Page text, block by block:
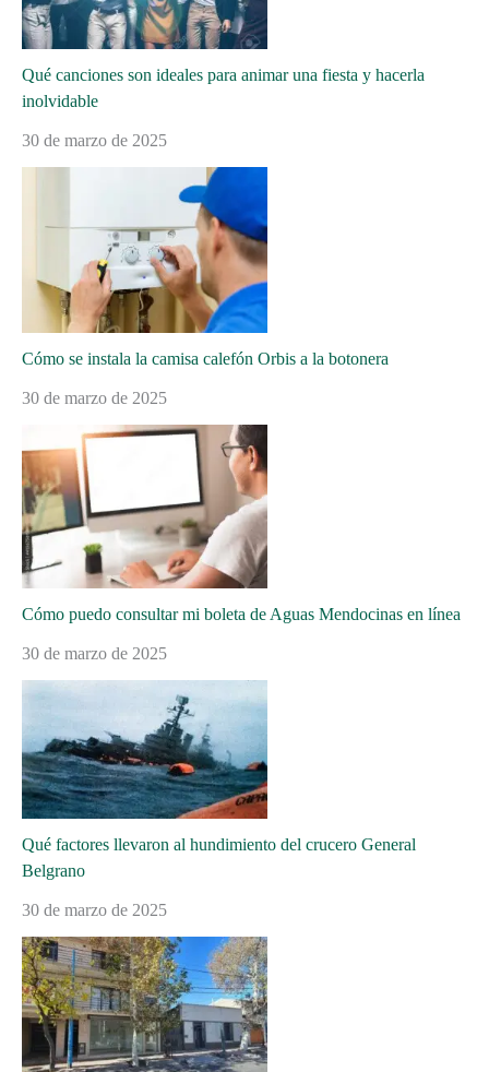
Qué canciones son ideales para animar una fiesta y hacerla
inolvidable
30 de marzo de 2025
Cómo se instala la camisa calefón Orbis a la botonera
30 de marzo de 2025
Cómo puedo consultar mi boleta de Aguas Mendocinas en línea
30 de marzo de 2025
Qué factores llevaron al hundimiento del crucero General
Belgrano
30 de marzo de 2025